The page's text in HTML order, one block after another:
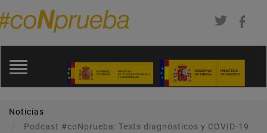
al
principal
Toggle
navigation
Noticias
Podcast #coNprueba: Tests diagnósticos y COVID-19